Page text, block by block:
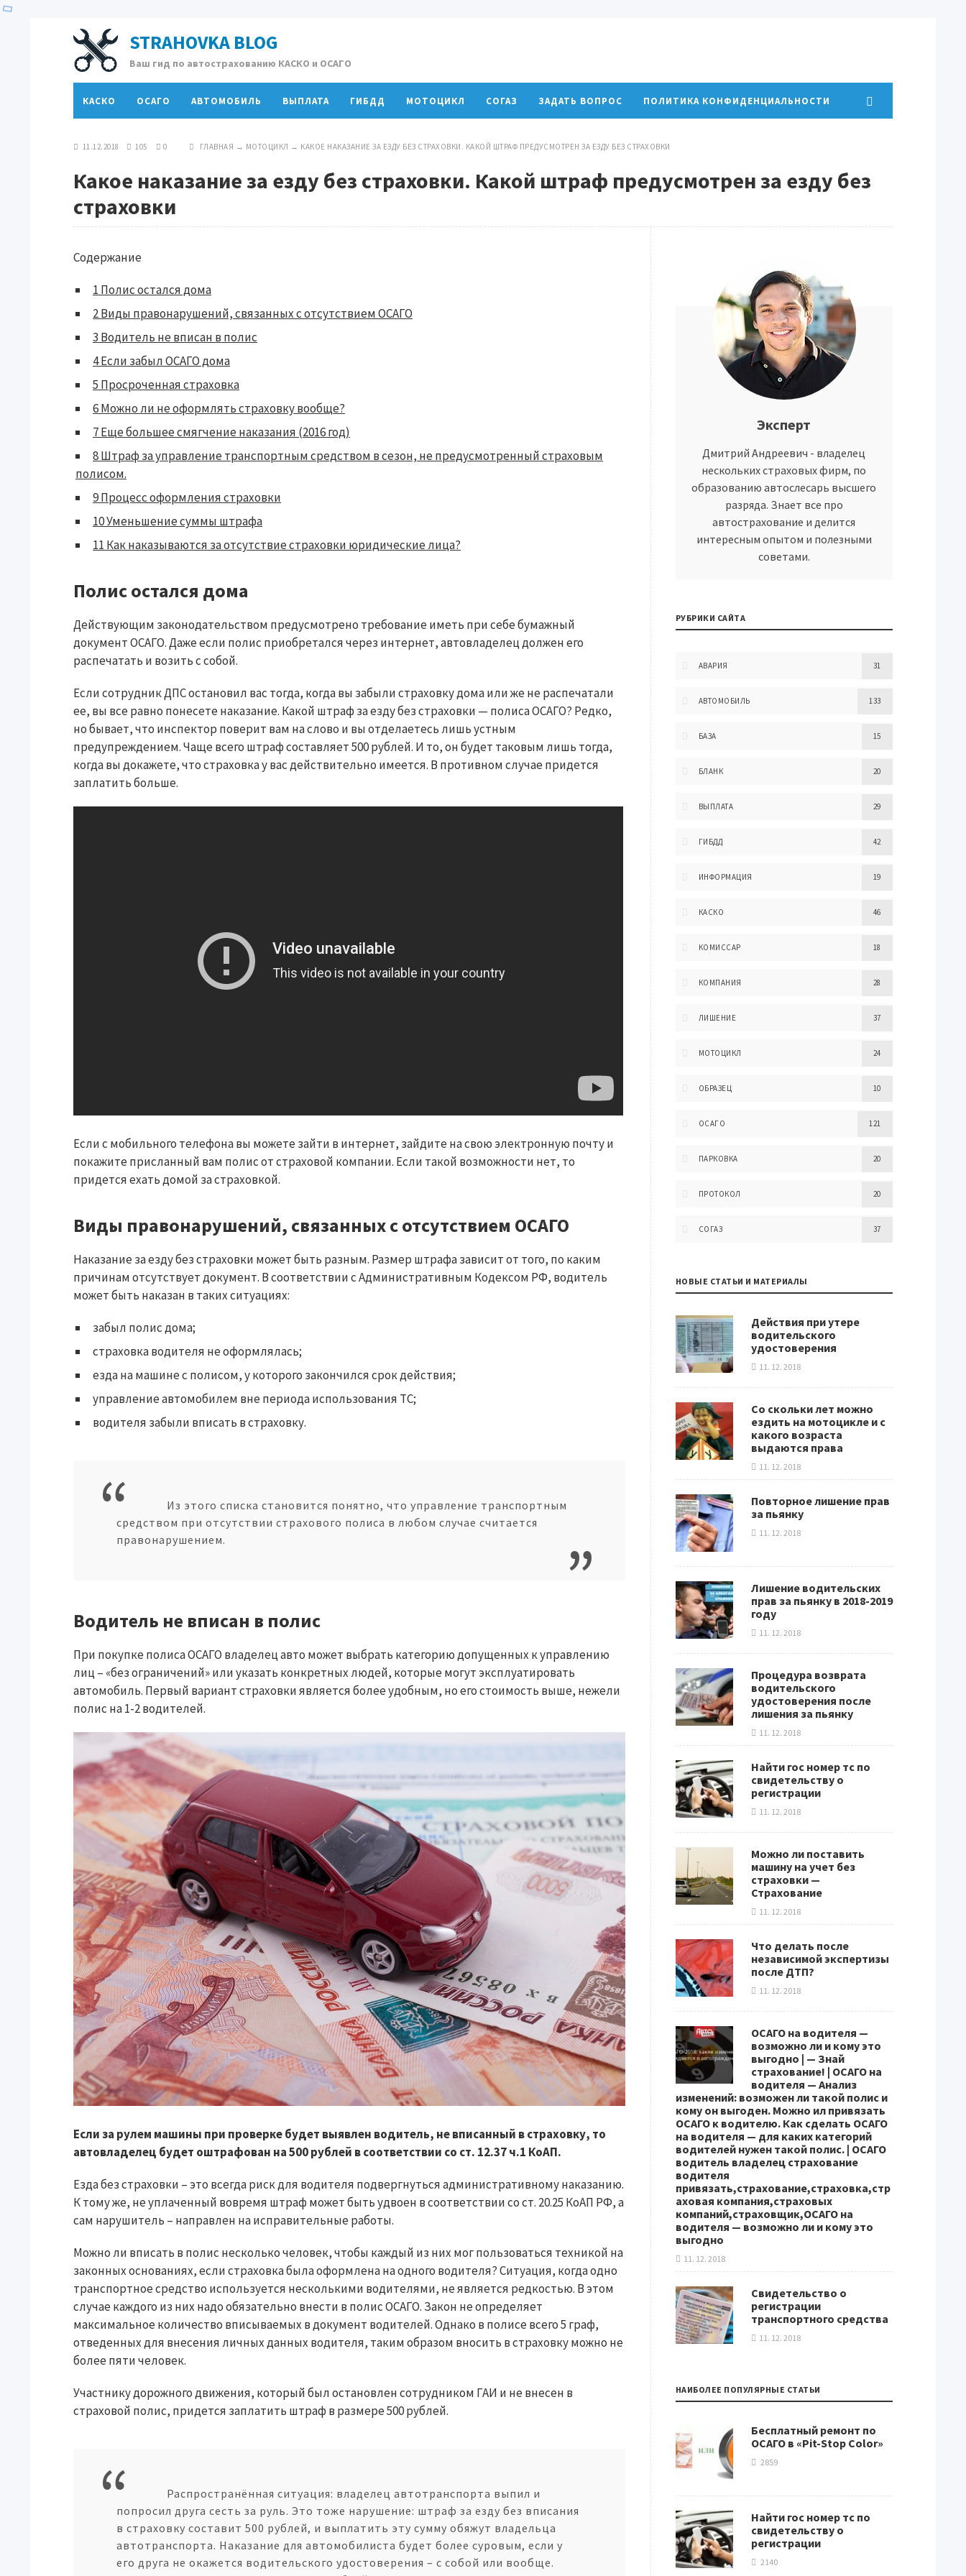
STRAHOVKA BLOG
Ваш гид по автострахованию КАСКО и ОСАГО
КАСКО ОСАГО АВТОМОБИЛЬ ВЫПЛАТА ГИБДД МОТОЦИКЛ СОГАЗ ЗАДАТЬ ВОПРОС ПОЛИТИКА КОНФИДЕНЦИАЛЬНОСТИ
11.12.2018 105 0 ГЛАВНАЯ → МОТОЦИКЛ → КАКОЕ НАКАЗАНИЕ ЗА ЕЗДУ БЕЗ СТРАХОВКИ. КАКОЙ ШТРАФ ПРЕДУСМОТРЕН ЗА ЕЗДУ БЕЗ СТРАХОВКИ
Какое наказание за езду без страховки. Какой штраф предусмотрен за езду без
страховки
Содержание
1 Полис остался дома
2Виды правонарушений, связанных с отсутствием ОСАГО
3 Водитель не вписан в полис
4Если забыл ОСАГО дома
5 Просроченная страховка
6Можно ли не оформлять страховку вообще?
7Еще большее смягчение наказания (2016 год)
8Штраф за управление транспортным средством в сезон, не предусмотренный страховым
полисом.
9Процесс оформления страховки
10Уменьшение суммы штрафа
11 Как наказываются за отсутствие страховки юридические лица?
Полис остался дома
Действующим законодательством предусмотрено требование иметь при себе бумажный
документ ОСАГО. Даже если полис приобретался через интернет, автовладелец должен его
распечатать и возить с собой.
Если сотрудник ДПС остановил вас тогда, когда вы забыли страховку дома или же не распечатали
ее, вы все равно понесете наказание. Какой штраф за езду без страховки — полиса ОСАГО? Редко,
но бывает, что инспектор поверит вам на слово и вы отделаетесь лишь устным
предупреждением. Чаще всего штраф составляет 500 рублей. И то, он будет таковым лишь тогда,
когда вы докажете, что страховка у вас действительно имеется. В противном случае придется
заплатить больше.
Если с мобильного телефона вы можете зайти в интернет, зайдите на свою электронную почту и
покажите присланный вам полис от страховой компании. Если такой возможности нет, то
придется ехать домой за страховкой.
Виды правонарушений, связанных с отсутствием ОСАГО
Наказание за езду без страховки может быть разным. Размер штрафа зависит от того, по каким
причинам отсутствует документ. В соответствии с Административным Кодексом РФ, водитель
может быть наказан в таких ситуациях:
забыл полис дома;
страховка водителя не оформлялась;
езда на машине с полисом, у которого закончился срок действия;
управление автомобилем вне периода использования ТС;
водителя забыли вписать в страховку.
Из этого списка становится понятно, что управление транспортным
средством при отсутствии страхового полиса в любом случае считается
правонарушением.
Водитель не вписан в полис
При покупке полиса ОСАГО владелец авто может выбрать категорию допущенных к управлению
лиц – «без ограничений» или указать конкретных людей, которые могут эксплуатировать
автомобиль. Первый вариант страховки является более удобным, но его стоимость выше, нежели
полис на 1-2 водителей.
Если за рулем машины при проверке будет выявлен водитель, не вписанный в страховку, то
автовладелец будет оштрафован на 500 рублей в соответствии со ст. 12.37 ч.1 КоАП.
Езда без страховки – это всегда риск для водителя подвергнуться административному наказанию.
К тому же, не уплаченный вовремя штраф может быть удвоен в соответствии со ст. 20.25 КоАП РФ, а
сам нарушитель – направлен на исправительные работы.
Можно ли вписать в полис несколько человек, чтобы каждый из них мог пользоваться техникой на
законных основаниях, если страховка была оформлена на одного водителя? Ситуация, когда одно
транспортное средство используется несколькими водителями, не является редкостью. В этом
случае каждого из них надо обязательно внести в полис ОСАГО. Закон не определяет
максимальное количество вписываемых в документ водителей. Однако в полисе всего 5 граф,
отведенных для внесения личных данных водителя, таким образом вносить в страховку можно не
более пяти человек.
Участнику дорожного движения, который был остановлен сотрудником ГАИ и не внесен в
страховой полис, придется заплатить штраф в размере 500 рублей.
Распространённая ситуация: владелец автотранспорта выпил и
попросил друга сесть за руль. Это тоже нарушение: штраф за езду без вписания
в страховку составит 500 рублей, и выплатить эту сумму обяжут владельца
автотранспорта. Наказание для автомобилиста будет более суровым, если у
его друга не окажется водительского удостоверения – с собой или вообще.
Эксперт
Дмитрий Андреевич - владелец
нескольких страховых фирм, по
образованию автослесарь высшего
разряда. Знает все про
автострахование и делится
интересным опытом и полезными
советами.
РУБРИКИ САЙТА
АВАРИЯ 31
АВТОМОБИЛЬ 133
БАЗА 15
БЛАНК 20
ВЫПЛАТА 29
ГИБДД 42
ИНФОРМАЦИЯ 19
КАСКО 46
КОМИССАР 18
КОМПАНИЯ 28
ЛИШЕНИЕ 37
МОТОЦИКЛ 24
ОБРАЗЕЦ 10
ОСАГО 121
ПАРКОВКА 20
ПРОТОКОЛ 20
СОГАЗ 37
НОВЫЕ СТАТЬИ И МАТЕРИАЛЫ
Действия при утере
водительского
удостоверения
11. 12. 2018
Со скольки лет можно
ездить на мотоцикле и с
какого возраста
выдаются права
11. 12. 2018
Повторное лишение прав
за пьянку
11. 12. 2018
Лишение водительских
прав за пьянку в 2018-2019
году
11. 12. 2018
Процедура возврата
водительского
удостоверения после
лишения за пьянку
11. 12. 2018
Найти гос номер тс по
свидетельству о
регистрации
11. 12. 2018
Можно ли поставить
машину на учет без
страховки —
Страхование
11. 12. 2018
Что делать после
независимой экспертизы
после ДТП?
11. 12. 2018
ОСАГО на водителя —
возможно ли и кому это
выгодно | — Знай
страхование! | ОСАГО на
водителя — Анализ
изменений: возможен ли такой полис и
кому он выгоден. Можно ил привязать
ОСАГО к водителю. Как сделать ОСАГО
на водителя — для каких категорий
водителей нужен такой полис. | ОСАГО
водитель владелец страхование
водителя
привязать,страхование,страховка,стр
аховая компания,страховых
компаний,страховщик,ОСАГО на
водителя — возможно ли и кому это
выгодно
11. 12. 2018
Свидетельство о
регистрации
транспортного средства
11. 12. 2018
НАИБОЛЕЕ ПОПУЛЯРНЫЕ СТАТЬИ
Бесплатный ремонт по
ОСАГО в «Pit-Stop Color»
2859
Найти гос номер тс по
свидетельству о
регистрации
2140